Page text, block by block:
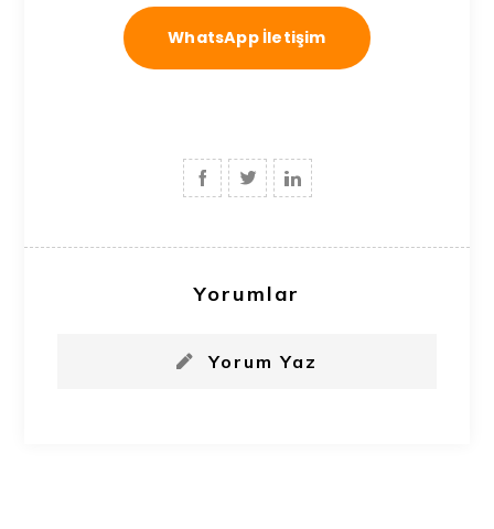
WhatsApp İletişim
Yorumlar
Yorum Yaz